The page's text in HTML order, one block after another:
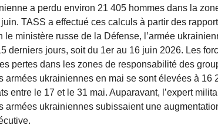
a perdu environ 21 405 hommes dans la
juin. TASS a effectué ces calculs à partir des
le ministère russe de la Défense, l’armée
derniers jours, soit du 1er au 16 juin 2026. Les
pertes dans les zones de responsabilité des
armées ukrainiennes en mai se sont élevées à 16
entre le 17 et le 31 mai. Auparavant, l’expert
armées ukrainiennes subissaient une